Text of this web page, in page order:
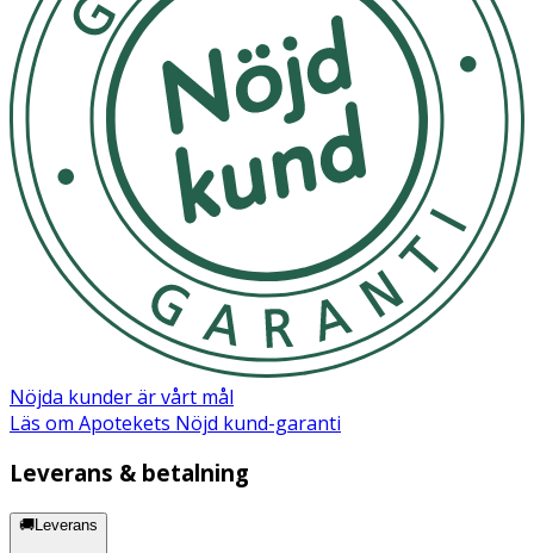
Nöjda kunder är vårt mål
Läs om Apotekets Nöjd kund-garanti
Leverans & betalning
🚚Leverans